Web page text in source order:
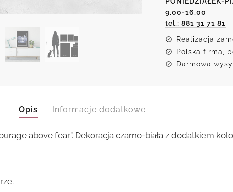
fear
9.00-16.00
tel.: 881 31 71 81
Realizacja
Polska firma,
Darmowa
Opis Informacje dodatkowe
above fear”. Dekoracja czarno-biała z dodatkiem